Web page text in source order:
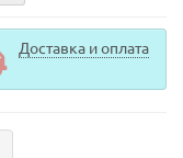
Доставка и оплата